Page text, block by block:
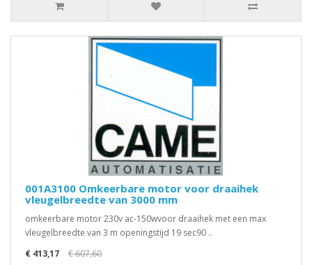
001A3100 Omkeerbare motor voor draaihek
vleugelbreedte van 3000 mm
omkeerbare motor 230v ac-150wvoor draaihek met een max
vleugelbreedte van 3 m openingstijd 19 sec90 ..
€ 413,17
€ 607,60